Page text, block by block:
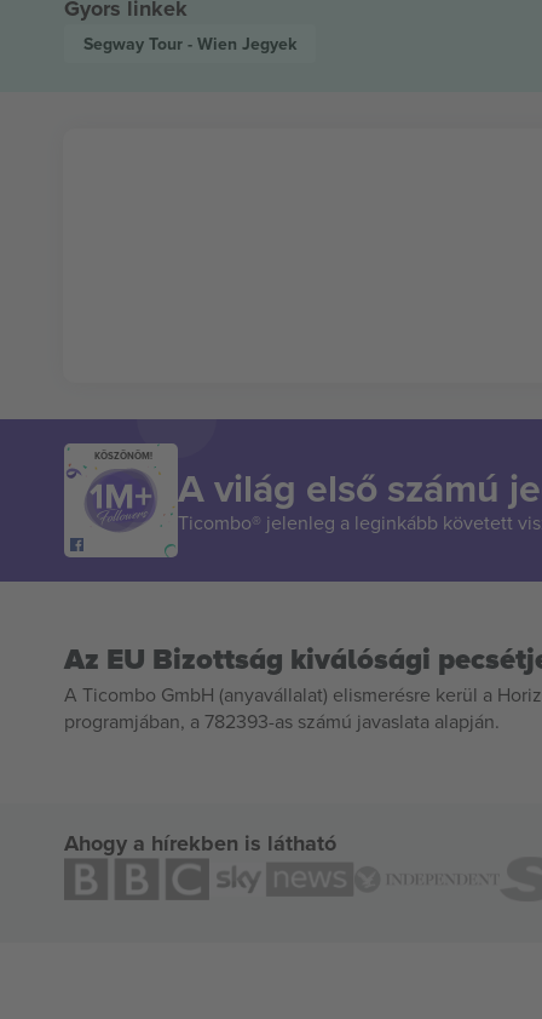
Gyors linkek
Segway Tour - Wien Jegyek
KÖSZÖNÖM!
A világ első számú
Ticombo® jelenleg a leginkább követett
Az EU Bizottság kiválósági
A Ticombo GmbH (anyavállalat) elismerésre kerül a
programjában, a 782393-as számú javaslata alapján.
Ahogy a hírekben is látható